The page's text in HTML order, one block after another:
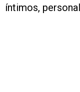
íntimos,